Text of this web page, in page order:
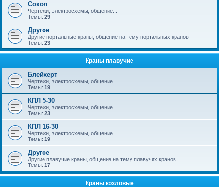
Сокол
Чертежи, электросхемы, общение...
Темы: 29
Другое
Другие портальные краны, общение на тему портальных кранов
Темы: 23
Краны плавучие
Блейхерт
Чертежи, электросхемы, общение...
Темы: 19
КПЛ 5-30
Чертежи, электросхемы, общение...
Темы: 23
КПЛ 16-30
Чертежи, электросхемы, общение...
Темы: 19
Другое
Другие плавучие краны, общение на тему плавучих кранов
Темы: 17
Краны козловые